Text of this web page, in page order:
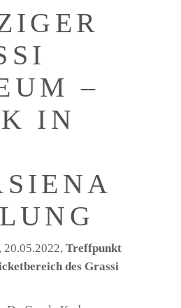
–
IN
20.05.2022, Treffpunkt
des Grassi